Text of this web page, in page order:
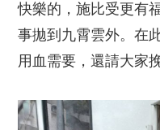
快樂的，施比受更有
事拋到九霄雲外。在
用血需要，還請大家